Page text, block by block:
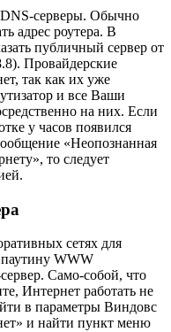
серверы. Обычно
адрес роутера. В
публичный сервер от
Провайдерские
так как их уже
и все Ваши
на них. Если
у часов появился
«Неопознанная
то следует
сетях для
WWW
Само-собой, что
Интернет работать не
в параметры Виндовс
и найти пункт меню